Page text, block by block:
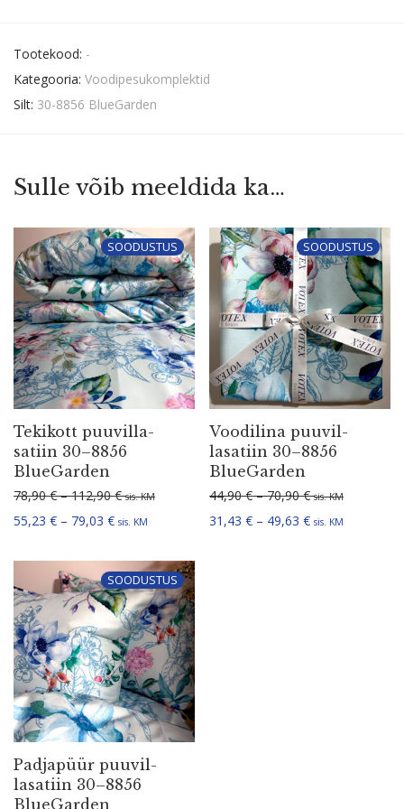
Tootekood: -
Kategooria: Voodipesukomplektid
Silt: 30-8856 BlueGarden
Sulle võib meeldida ka…
SOODUSTUS
Tekikott puuvil­la­
satiin 30–8856
BlueGarden
78,90€ – 112,90€Hinnavahemik: 78,90 € kuni 112,90 €
sis. KM
55,23 € – 79,03 €Hinnavahemik: 55,23 € kuni 79,03 €
sis. KM
SOODUSTUS
Voodilina puuvil­
la­satiin 30–8856
BlueGarden
44,90€ – 70,90€Hinnavahemik:
sis. KM
31,43 € – 49,63 €Hinnavahemik:
sis. KM
SOODUSTUS
Padjapüür puuvil­
la­satiin 30–8856
BlueGarden